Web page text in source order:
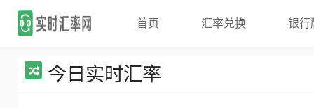
首页 汇率兑换 银行
今日实时汇率